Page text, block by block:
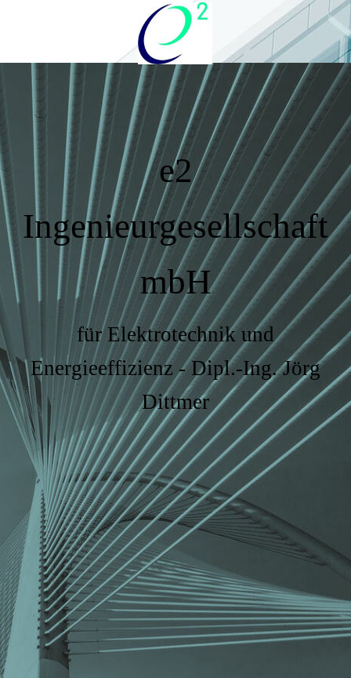
e2
Ingenieurgesellschaft
mbH
für Elektrotechnik und
Energieeffizienz - Dipl.-Ing. Jörg
Dittmer